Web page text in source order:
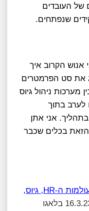
של העובדים
שנפתחים.
אנוש הקרוב איך
את סט הפרמטרים
מערכות ניהול גיוס
לערב בתוך
אני אתן
הזאת בכלים שכבר
בכנס טכנולוגיות מידע לעולמות ה-HR, גיוס,
שיתאיים ב16.3.23 בלאגו